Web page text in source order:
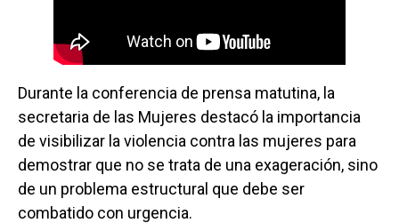
Durante la conferencia de prensa matutina, la
secretaria de las Mujeres destacó la importancia
de visibilizar la violencia contra las mujeres para
demostrar que no se trata de una exageración, sino
de un problema estructural que debe ser
combatido con urgencia.